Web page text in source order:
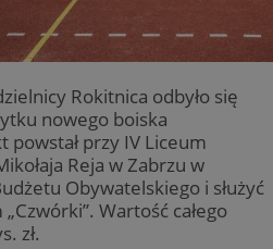
Rokitnica odbyło się
nowego boiska
przy IV Liceum
Reja w Zabrzu w
Obywatelskiego i służyć
Wartość całego
zł.